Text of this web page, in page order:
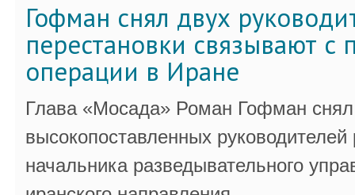
Гофман снял двух
перестановки связывают с
операции в Иране
Глава «Мосада» Роман Гофман снял
высокопоставленных
начальника разведывательного